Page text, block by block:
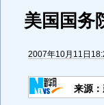
美国国务
2007年10月11日
来源